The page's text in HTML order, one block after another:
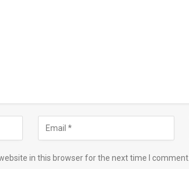
in this browser for the next time I comment.